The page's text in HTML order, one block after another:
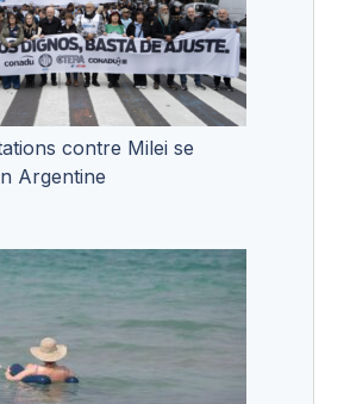
contre Milei se
Argentine